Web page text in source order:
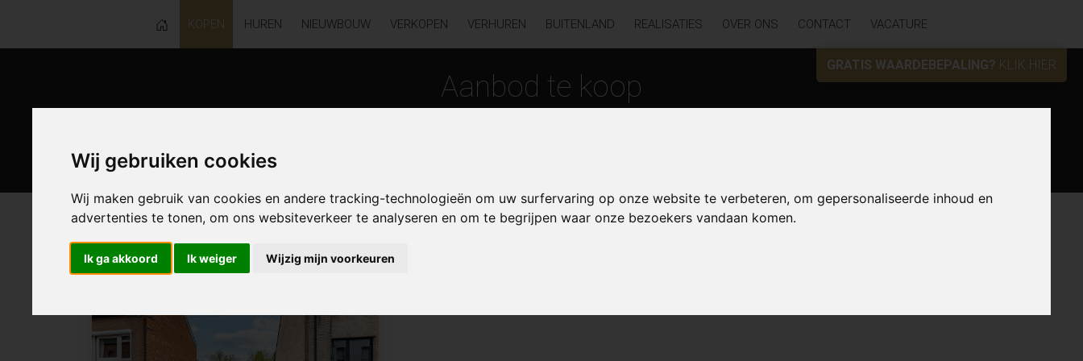
Wij gebruiken cookies
Wij maken gebruik van cookies en andere tracking-technologieën om uw surfervaring op onze website te verbeteren, om gepersonaliseerde inhoud en
advertenties te tonen, om ons websiteverkeer te analyseren en om te begrijpen waar onze bezoekers vandaan komen.
Ik ga akkoord Ik weiger Wijzig mijn voorkeuren
KOPEN HUREN NIEUWBOUW VERKOPEN VERHUREN BUITENLAND REALISATIES OVER ONS CONTACT VACATURE
GRATIS WAARDEBEPALING? KLIK HIER
Aanbod te koop
32 resultaten waarvan 1 in Aalst